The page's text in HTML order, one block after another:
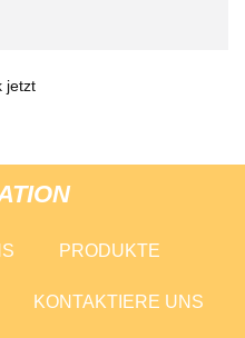
jetzt
PRODUKTE
KONTAKTIERE UNS